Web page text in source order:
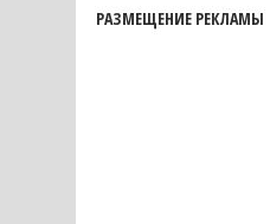
РАЗМЕЩЕНИЕ РЕКЛАМЫ